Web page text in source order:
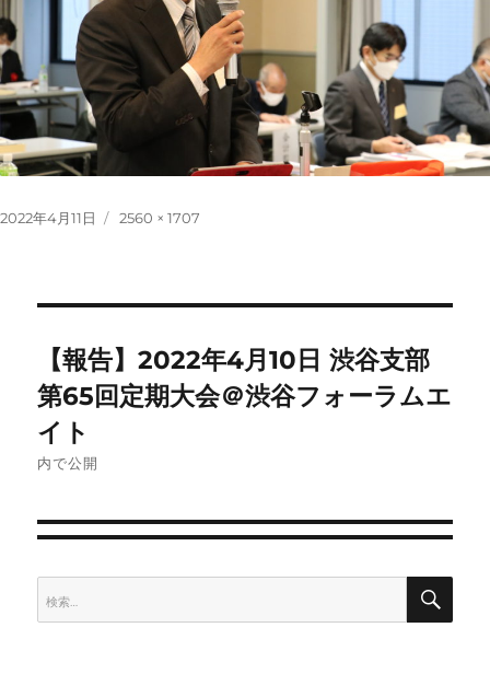
投
2022年4月11日
フ
ズ
2560 × 1707
稿
ナ
ゲ
ー
【報告】2022年4月10日 渋谷支部
第65回定期大会＠渋谷フォーラムエ
イト
内で公開
検
索:
検